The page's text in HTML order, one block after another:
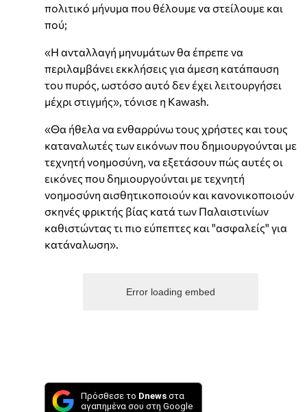
πολιτικό μήνυμα που θέλουμε να στείλουμε και
πού;
«Η ανταλλαγή μηνυμάτων θα έπρεπε να
περιλαμβάνει εκκλήσεις για άμεση κατάπαυση
του πυρός, ωστόσο αυτό δεν έχει λειτουργήσει
μέχρι στιγμής», τόνισε η Kawash.
«Θα ήθελα να ενθαρρύνω τους χρήστες και τους
καταναλωτές των εικόνων που δημιουργούνται με
τεχνητή νοημοσύνη, να εξετάσουν πώς αυτές οι
εικόνες που δημιουργούνται με τεχνητή
νοημοσύνη αισθητικοποιούν και κανονικοποιούν
σκηνές φρικτής βίας κατά των Παλαιστινίων
καθιστώντας τι πιο εύπεπτες και "ασφαλείς" για
κατάναλωση».
Error loading embed
Πρόσθεσε το Dnews στα
αγαπημένα σου στη Google